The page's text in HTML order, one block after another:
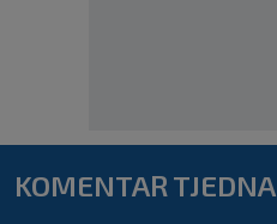
KOMENTAR TJEDNA